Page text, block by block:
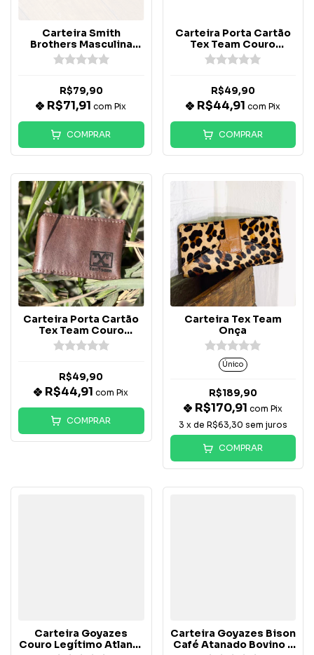
Carteira Smith
Brothers Masculina
Laço Comprido
R$79,90
R$71,91com Pix
COMPRAR
Carteira Porta Cartão
Tex Team Couro
Legítimo Preta
R$49,90
R$44,91 com Pix
COMPRAR
Carteira Porta Cartão
Tex Team Couro
Legítimo Marrom
R$49,90
R$44,91com Pix
COMPRAR
Carteira Tex Team
Onça
Único
R$189,90
R$170,91 com Pix
3 x de R$63,30 sem juros
COMPRAR
Carteira Goyazes
Couro Legítimo Atlanta
Carteira Goyazes Bison
Café Atanado Bovino -